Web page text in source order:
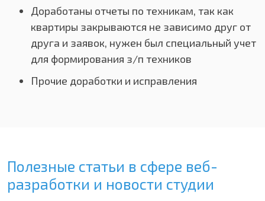
Доработаны отчеты по техникам, так как
квартиры закрываются не зависимо друг от
друга и заявок, нужен был специальный учет
для формирования з/п техников
Прочие доработки и исправления
Полезные статьи в сфере веб-
разработки и новости студии